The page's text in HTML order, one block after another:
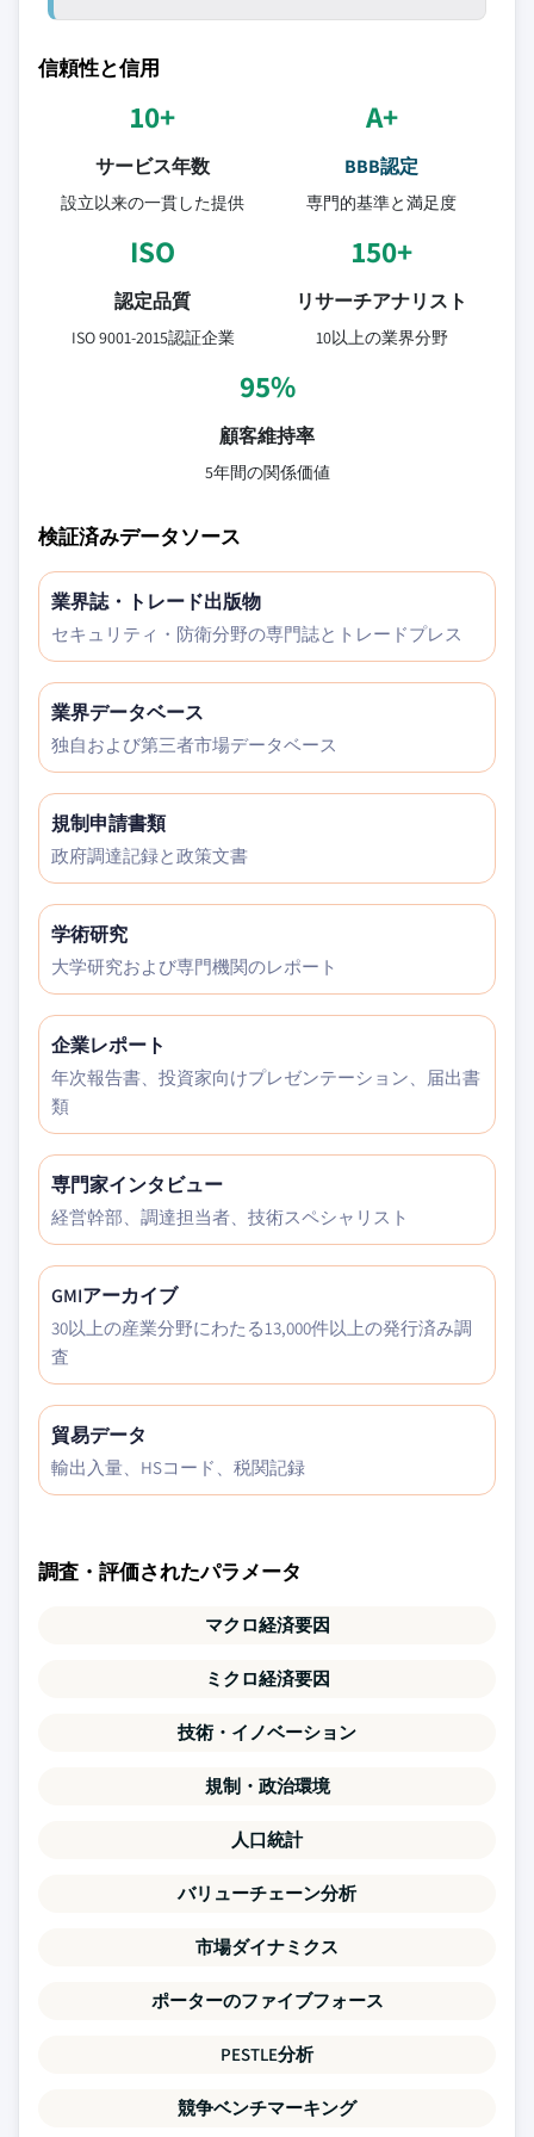
信頼性と信用
10+
サービス年数
設立以来の一貫した提供
A+
BBB認定
専門的基準と満足度
ISO
認定品質
ISO 9001-2015認証企業
150+
リサーチアナリスト
10以上の業界分野
95%
顧客維持率
5年間の関係価値
検証済みデータソース
業界誌・トレード出版物
セキュリティ・防衛分野の専門誌とトレードプレス
業界データベース
独自および第三者市場データベース
規制申請書類
政府調達記録と政策文書
学術研究
大学研究および専門機関のレポート
企業レポート
年次報告書、投資家向けプレゼンテーション、届出書
類
専門家インタビュー
経営幹部、調達担当者、技術スペシャリスト
GMIアーカイブ
30以上の産業分野にわたる13,000件以上の発行済み調
査
貿易データ
輸出入量、HSコード、税関記録
調査・評価されたパラメータ
マクロ経済要因
ミクロ経済要因
技術・イノベーション
規制・政治環境
人口統計
バリューチェーン分析
市場ダイナミクス
ポーターのファイブフォース
PESTLE分析
競争ベンチマーキング